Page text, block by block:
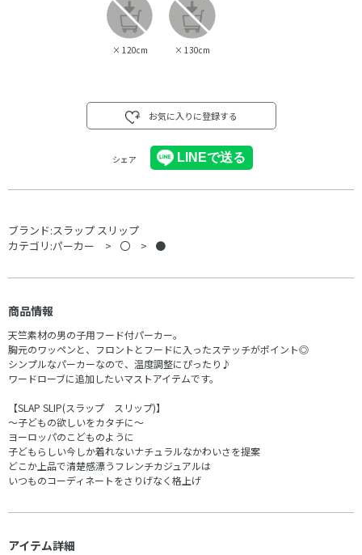
× 120cm × 130cm
お気に入りに登録する
シェア
ブランド:スラップ スリップ
カテゴリ:パーカー 〇 ●
商品情報
天竺素材の男の子用フード付パーカー。
胸元のワッペンと、フロントとフードに入ったステッチがポイント◎
シンプルなパーカーなので、温度調整にぴったり♪
ワードローブに追加したいマストアイテムです。
【SLAP SLIP(スラップ スリップ)】
～子どもの欲しいをカタチに～
ヨーロッパのこどものように
子どもらしい今しか着れないナチュラルなかわいさを提案
どこか上品で清楚感漂うフレンチカジュアルは
いつものコーディネートをさりげなく格上げ
アイテム詳細